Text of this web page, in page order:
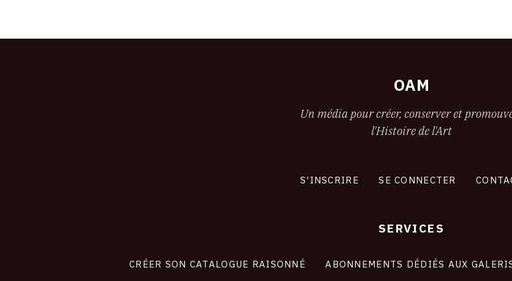
OAM
Un média pour créer, conserver et
l'Histoire de l'Art
S'INSCRIRE SE CONNECTER
SERVICES
CRÉER SON CATALOGUE RAISONNÉ ABONNEMENTS DÉDIÉS AUX